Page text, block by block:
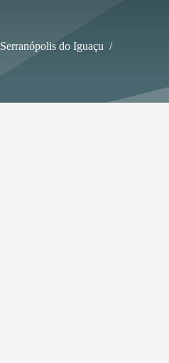
Serranópolis do Iguaçu /